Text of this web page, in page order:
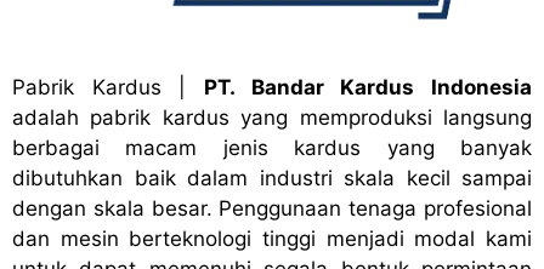
Pabrik Kardus
PT. Bandar Kardus Indonesia
adalah pabrik kardus yang memproduksi langsung
berbagai macam jenis kardus yang banyak
dibutuhkan baik dalam industri skala kecil sampai
dengan skala besar. Penggunaan tenaga profesional
dan mesin berteknologi tinggi menjadi modal kami